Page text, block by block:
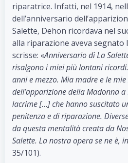
riparatrice. Infatti, nel 1914,
dell’anniversario
Salette, Dehon ricordava nel
alla riparazione aveva segnato
scrisse: «Anniversario di La
risalgono i miei più lontani
anni e mezzo. Mia madre e le
dell’apparizione della Madonna a
lacrime […] che hanno suscitato
penitenza e di riparazione.
da questa mentalità creata da
Salette. La nostra opera se ne è,
35/101).